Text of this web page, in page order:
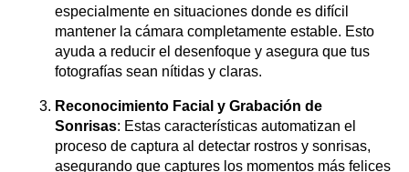
especialmente en situaciones donde es difícil
mantener la cámara completamente estable. Esto
ayuda a reducir el desenfoque y asegura que tus
fotografías sean nítidas y claras.
Reconocimiento Facial y Grabación de
Sonrisas: Estas características automatizan el
proceso de captura al detectar rostros y sonrisas,
asegurando que captures los momentos más felices